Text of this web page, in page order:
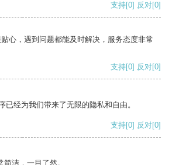
支持[0] 反对[0]
心，遇到问题都能及时解决，服务态度非常
支持[0] 反对[0]
已经为我们带来了无限的隐私和自由。
支持[0] 反对[0]
洁，一目了然。